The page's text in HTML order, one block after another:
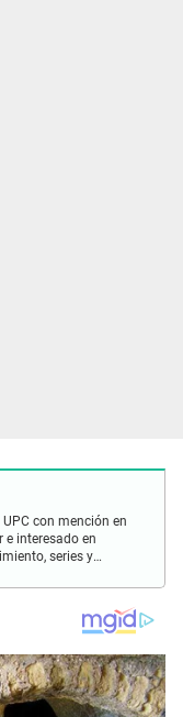
con mención en
e interesado en
series y